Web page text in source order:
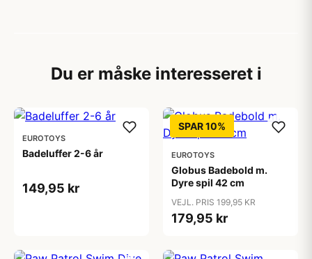
Du er måske interesseret i
EUROTOYS
Badeluffer 2-6 år
149,95 kr
SPAR 10%
EUROTOYS
Globus Badebold m.
Dyre spil 42 cm
VEJL. PRIS 199,95 KR
179,95 kr